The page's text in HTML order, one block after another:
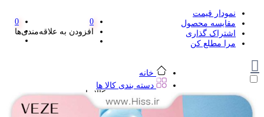
نمودار قیمت
مقایسه محصول
اشتراک گذاری
مرا مطلع کن
0
افزودن به علاقه‌مندی‌ها
0
خانه
دسته بندی کالا ها
دسته بندی کالا ها
لوازم تحریر و هنر
لوازم تحریر و هنر